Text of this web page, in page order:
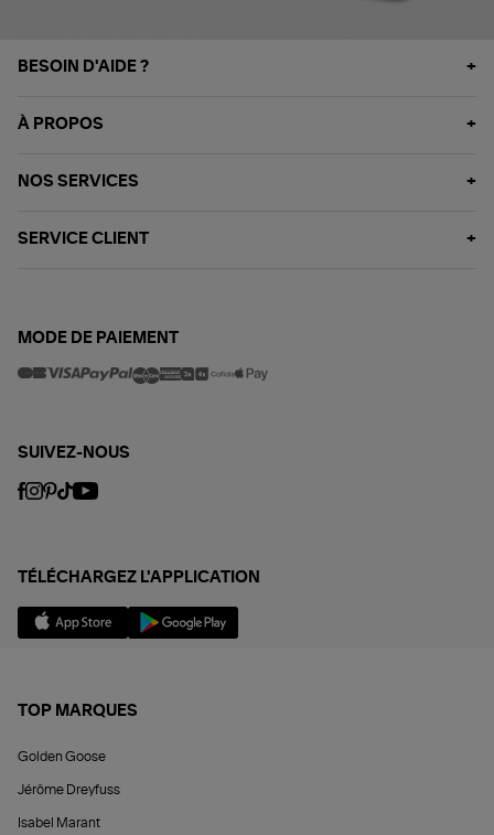
BESOIN D'AIDE ?
À PROPOS
NOS SERVICES
SERVICE CLIENT
MODE DE PAIEMENT
SUIVEZ-NOUS
TÉLÉCHARGEZ L'APPLICATION
TOP MARQUES
Golden Goose
Jérôme Dreyfuss
Isabel Marant